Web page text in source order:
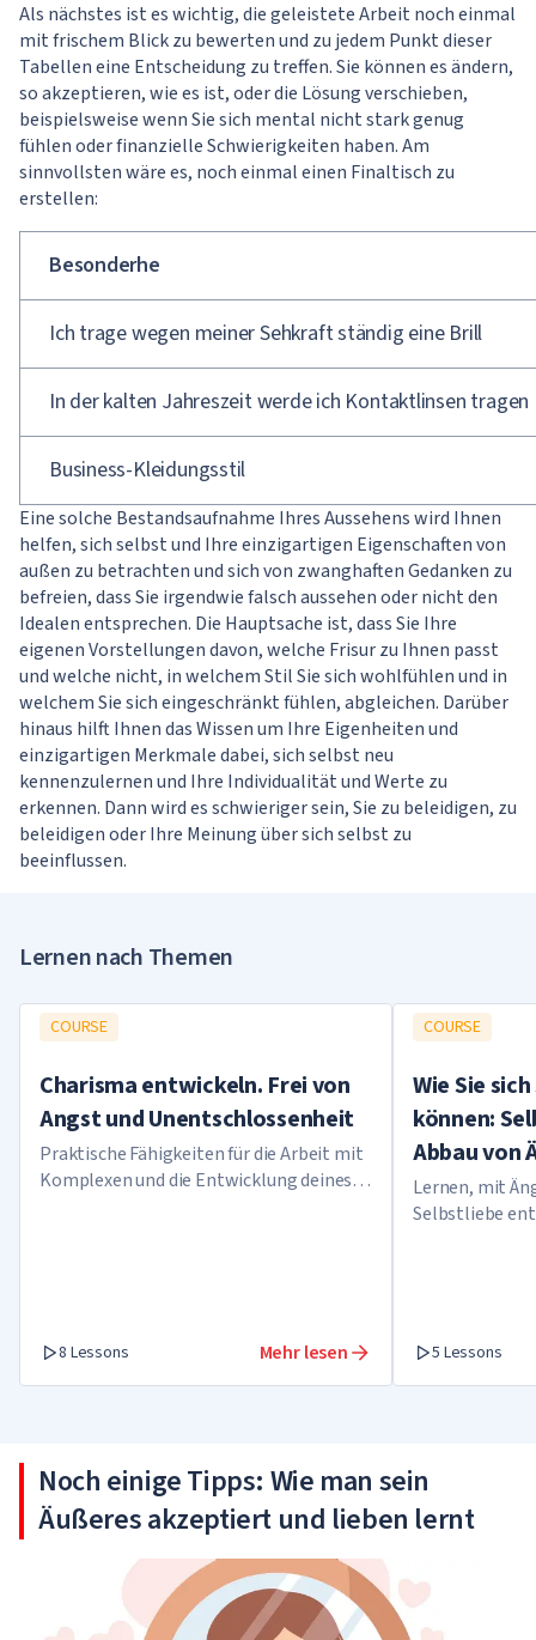
Als nächstes ist es wichtig, die geleistete Arbeit noch einmal
mit frischem Blick zu bewerten und zu jedem Punkt dieser
Tabellen eine Entscheidung zu treffen. Sie können es ändern,
so akzeptieren, wie es ist, oder die Lösung verschieben,
beispielsweise wenn Sie sich mental nicht stark genug
fühlen oder finanzielle Schwierigkeiten haben. Am
sinnvollsten wäre es, noch einmal einen Finaltisch zu
erstellen:
Besonderhe
Ich trage wegen meiner Sehkraft ständig eine Brill
In der kalten Jahreszeit werde ich Kontaktlinsen tragen
Business-Kleidungsstil
Eine solche Bestandsaufnahme Ihres Aussehens wird Ihnen
helfen, sich selbst und Ihre einzigartigen Eigenschaften von
außen zu betrachten und sich von zwanghaften Gedanken zu
befreien, dass Sie irgendwie falsch aussehen oder nicht den
Idealen entsprechen. Die Hauptsache ist, dass Sie Ihre
eigenen Vorstellungen davon, welche Frisur zu Ihnen passt
und welche nicht, in welchem ​​Stil Sie sich wohlfühlen und in
welchem ​​Sie sich eingeschränkt fühlen, abgleichen. Darüber
hinaus hilft Ihnen das Wissen um Ihre Eigenheiten und
einzigartigen Merkmale dabei, sich selbst neu
kennenzulernen und Ihre Individualität und Werte zu
erkennen. Dann wird es schwieriger sein, Sie zu beleidigen, zu
beleidigen oder Ihre Meinung über sich selbst zu
beeinflussen.
Lernen nach Themen
COURSE
Charisma entwickeln. Frei von
Angst und Unentschlossenheit
Praktische Fähigkeiten für die Arbeit mit
Komplexen und die Entwicklung deines
8 Lessons Mehr lesen
COURSE
Wie Sie
können:
Abbau von
Lernen, mit
Selbstliebe
5 Lessons
Noch einige Tipps: Wie man sein
Äußeres akzeptiert und lieben lernt